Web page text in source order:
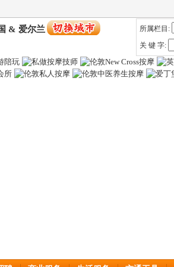
& 爱尔兰
所属栏目:
关 键 字: